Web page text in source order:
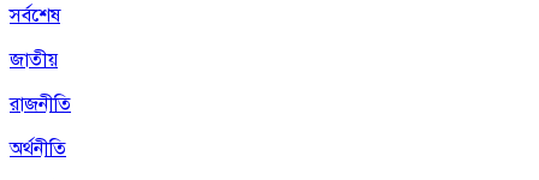
সর্বশেষ
জাতীয়
রাজনীতি
অর্থনীতি